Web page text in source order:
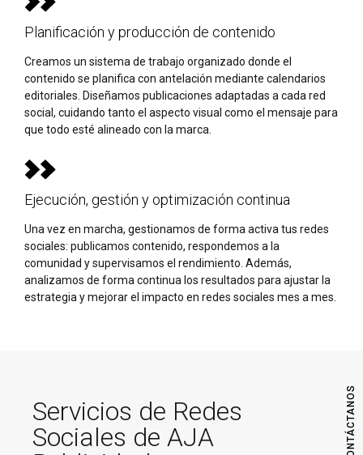
CONTÁCTANOS
Planificación y producción de contenido
Creamos un sistema de trabajo organizado donde el
contenido se planifica con antelación mediante calendarios
editoriales. Diseñamos publicaciones adaptadas a cada red
social, cuidando tanto el aspecto visual como el mensaje para
que todo esté alineado con la marca.
Ejecución, gestión y optimización continua
Una vez en marcha, gestionamos de forma activa tus redes
sociales: publicamos contenido, respondemos a la
comunidad y supervisamos el rendimiento. Además,
analizamos de forma continua los resultados para ajustar la
estrategia y mejorar el impacto en redes sociales mes a mes.
Servicios de Redes
Sociales de AJA